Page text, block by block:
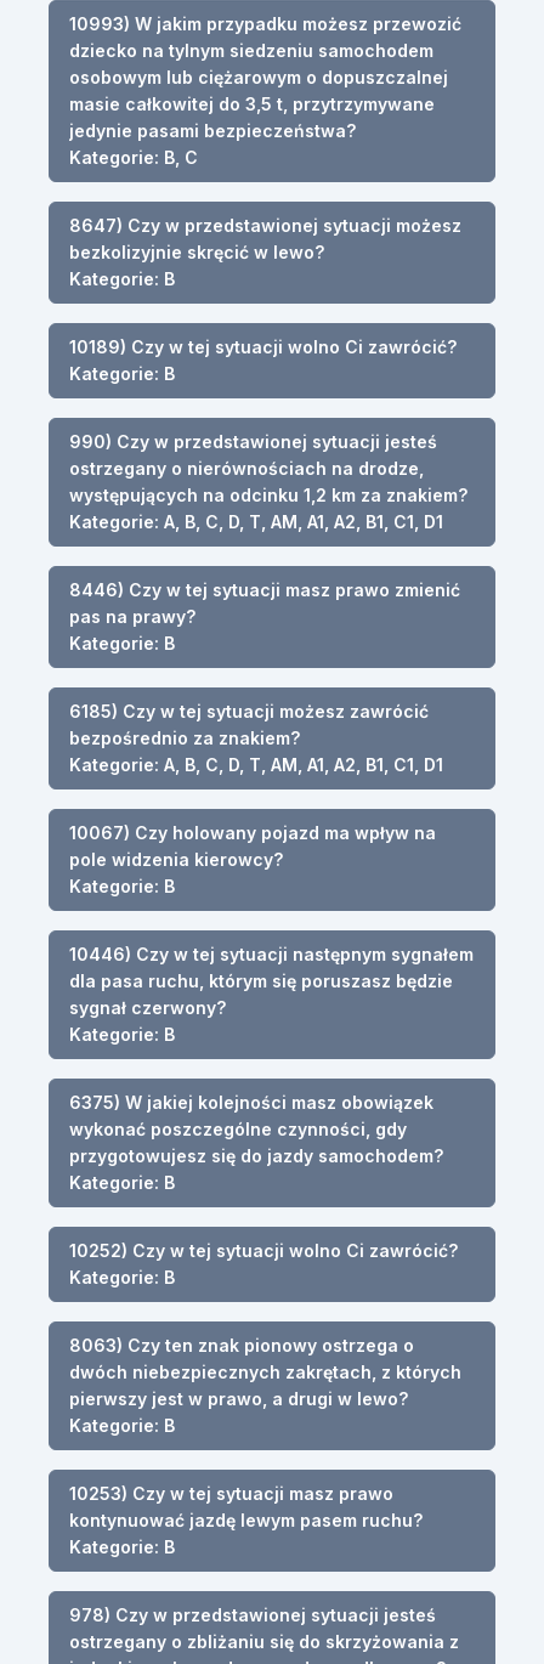
10993) W jakim przypadku możesz przewozić
dziecko na tylnym siedzeniu samochodem
osobowym lub ciężarowym o dopuszczalnej
masie całkowitej do 3,5 t, przytrzymywane
jedynie pasami bezpieczeństwa?
Kategorie: B, C
8647) Czy w przedstawionej sytuacji możesz
bezkolizyjnie skręcić w lewo?
Kategorie: B
10189) Czy w tej sytuacji wolno Ci zawrócić?
Kategorie: B
990) Czy w przedstawionej sytuacji jesteś
ostrzegany o nierównościach na drodze,
występujących na odcinku 1,2 km za znakiem?
Kategorie: A, B, C, D, T, AM, A1, A2, B1, C1, D1
8446) Czy w tej sytuacji masz prawo zmienić
pas na prawy?
Kategorie: B
6185) Czy w tej sytuacji możesz zawrócić
bezpośrednio za znakiem?
Kategorie: A, B, C, D, T, AM, A1, A2, B1, C1, D1
10067) Czy holowany pojazd ma wpływ na
pole widzenia kierowcy?
Kategorie: B
10446) Czy w tej sytuacji następnym sygnałem
dla pasa ruchu, którym się poruszasz będzie
sygnał czerwony?
Kategorie: B
6375) W jakiej kolejności masz obowiązek
wykonać poszczególne czynności, gdy
przygotowujesz się do jazdy samochodem?
Kategorie: B
10252) Czy w tej sytuacji wolno Ci zawrócić?
Kategorie: B
8063) Czy ten znak pionowy ostrzega o
dwóch niebezpiecznych zakrętach, z których
pierwszy jest w prawo, a drugi w lewo?
Kategorie: B
10253) Czy w tej sytuacji masz prawo
kontynuować jazdę lewym pasem ruchu?
Kategorie: B
978) Czy w przedstawionej sytuacji jesteś
ostrzegany o zbliżaniu się do skrzyżowania z